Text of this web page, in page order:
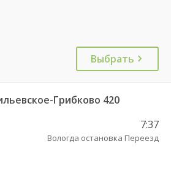
Выбрать
Грибково 420
7:37
Вологда остановка Переезд